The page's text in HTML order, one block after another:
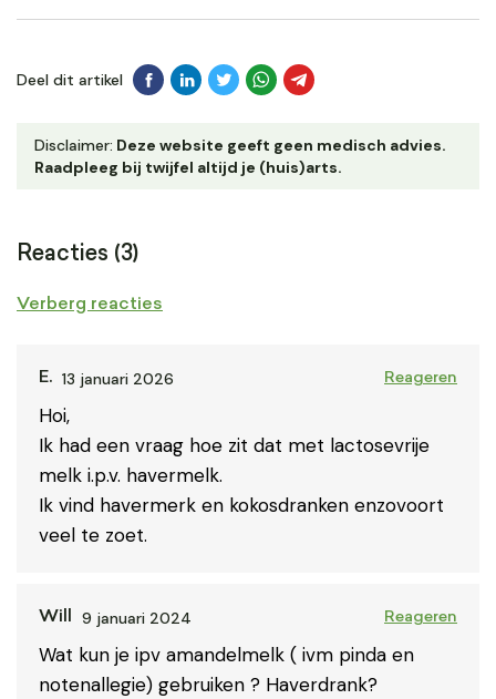
Deel dit artikel
Disclaimer: Deze website geeft geen medisch advies.
Raadpleeg bij twijfel altijd je (huis)arts.
Reacties (3)
Verberg reacties
E. 13 januari 2026 Reageren
Hoi,
Ik had een vraag hoe zit dat met lactosevrije
melk i.p.v. havermelk.
Ik vind havermerk en kokosdranken enzovoort
veel te zoet.
Will 9 januari 2024 Reageren
Wat kun je ipv amandelmelk ( ivm pinda en
notenallegie) gebruiken ? Haverdrank?